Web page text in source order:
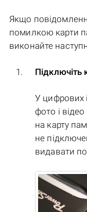
Якщо
помилкою карти
виконайте
Підключіть
У цифрових
фото і
на карту
не
видавати